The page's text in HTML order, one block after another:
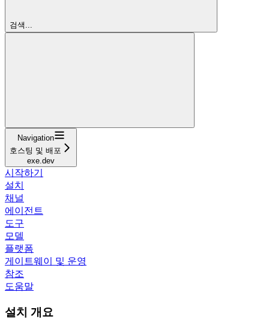
검색...
Navigation
호스팅 및 배포
exe.dev
시작하기
설치
채널
에이전트
도구
모델
플랫폼
게이트웨이 및 운영
참조
도움말
설치 개요